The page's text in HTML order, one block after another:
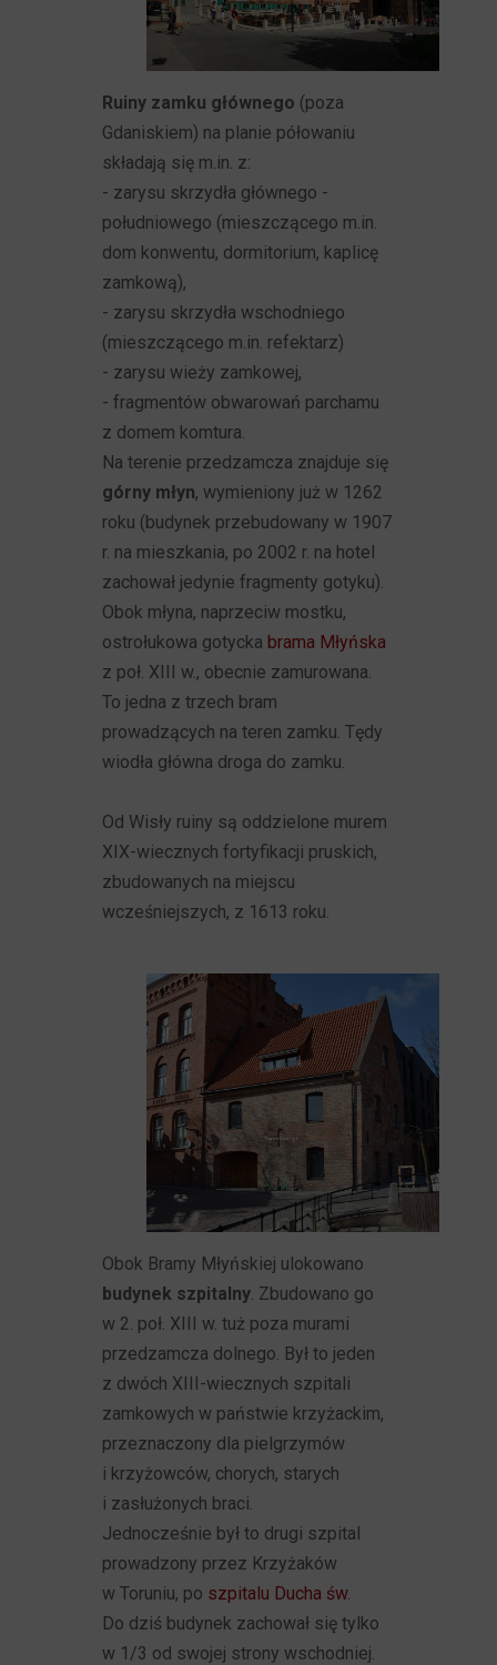
Ruiny zamku głównego (poza
Gdaniskiem) na planie półowaniu
składają się m.in. z:
- zarysu skrzydła głównego -
południowego (mieszczącego m.in.
dom konwentu, dormitorium, kaplicę
zamkową),
- zarysu skrzydła wschodniego
(mieszczącego m.in. refektarz)
- zarysu wieży zamkowej,
- fragmentów obwarowań parchamu
z domem komtura.
Na terenie przedzamcza znajduje się
górny młyn, wymieniony już w 1262
roku (budynek przebudowany w 1907
r. na mieszkania, po 2002 r. na hotel
zachował jedynie fragmenty gotyku).
Obok młyna, naprzeciw mostku,
ostrołukowa gotycka brama Młyńska
z poł. XIII w., obecnie zamurowana.
To jedna z trzech bram
prowadzących na teren zamku. Tędy
wiodła główna droga do zamku.
Od Wisły ruiny są oddzielone murem
XIX-wiecznych fortyfikacji pruskich,
zbudowanych na miejscu
wcześniejszych, z 1613 roku.
Obok Bramy Młyńskiej ulokowano
budynek szpitalny . Zbudowano go
w 2. poł. XIII w. tuż poza murami
przedzamcza dolnego. Był to jeden
z dwóch XIII-wiecznych szpitali
zamkowych w państwie krzyżackim,
przeznaczony dla pielgrzymów
i krzyżowców, chorych, starych
i zasłużonych braci.
Jednocześnie był to drugi szpital
prowadzony przez Krzyżaków
w Toruniu, po szpitalu Ducha św.
Do dziś budynek zachował się tylko
w 1/3 od swojej strony wschodniej.